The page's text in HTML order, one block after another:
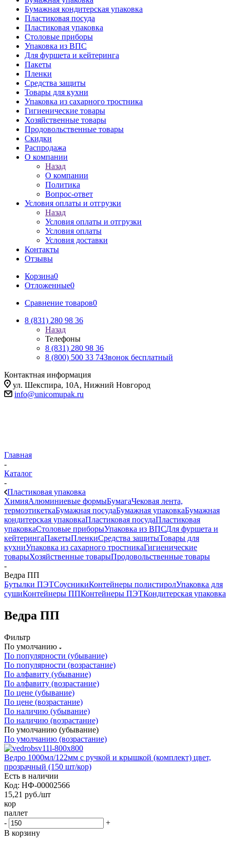
Бумажная кондитерская упаковка
Пластиковая посуда
Пластиковая упаковка
Столовые приборы
Упаковка из ВПС
Для фуршета и кейтеринга
Пакеты
Пленки
Средства защиты
Товары для кухни
Упаковка из сахарного тростника
Гигиенические товары
Хозяйственные товары
Продовольственные товары
Скидки
Распродажа
О компании
Назад
О компании
Политика
Вопрос-ответ
Условия оплаты и отгрузки
Назад
Условия оплаты и отгрузки
Условия оплаты
Условия доставки
Контакты
Отзывы
Корзина0
Отложенные0
Сравнение товаров0
8 (831) 280 98 36
Назад
Телефоны
8 (831) 280 98 36
8 (800) 500 33 74Звонок бесплатный
Контактная информация
ул. Шекспира, 10А, Нижний Новгород
info@unicomupak.ru
Главная
-
Каталог
-
Пластиковая упаковка
ХимияАлюминиевые формыБумагаЧековая лента,
термоэтикеткаБумажная посудаБумажная упаковкаБумажная
кондитерская упаковкаПластиковая посудаПластиковая
упаковкаСтоловые приборыУпаковка из ВПСДля фуршета и
кейтерингаПакетыПленкиСредства защитыТовары для
кухниУпаковка из сахарного тростникаГигиенические
товарыХозяйственные товарыПродовольственные товары
-
Ведра ПП
Бутылки ПЭТСоусникиКонтейнеры полистиролУпаковка для
сушиКонтейнеры ППКонтейнеры ПЭТКондитерская упаковка
Ведра ПП
Фильтр
По умолчанию
По популярности (убывание)
По популярности (возрастание)
По алфавиту (убывание)
По алфавиту (возрастание)
По цене (убывание)
По цене (возрастание)
По наличию (убывание)
По наличию (возрастание)
По умолчанию (убывание)
По умолчанию (возрастание)
Ведро 1000мл/122мм с ручкой и крышкой (комплект) цвет,
прозрачный (150 шт/кор)
Есть в наличии
Код: НФ-00002566
15,21 руб./шт
кор
паллет
-
+
В корзину